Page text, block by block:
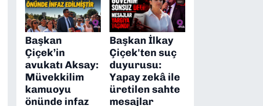
Başkan
Çiçek’in
avukatı Aksay:
Müvekkilim
kamuoyu
önünde infaz
Başkan İlkay
Çiçek'ten suç
duyurusu:
Yapay zekâ ile
üretilen sahte
mesajlar